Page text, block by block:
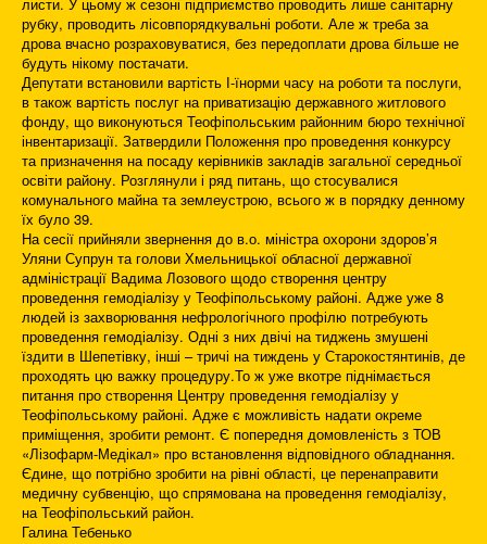
рубку, проводить лісовпорядкувальні роботи. Але ж треба за
дрова вчасно розраховуватися, без передоплати дрова більше не
будуть нікому постачати.
Депутати встановили вартість І-їнорми часу на роботи та послуги,
в також вартість послуг на приватизацію державного житлового
фонду, що виконуються Теофіпольським районним бюро технічної
інвентаризації. Затвердили Положення про проведення конкурсу
та призначення на посаду керівників закладів загальної середньої
освіти району. Розглянули і ряд питань, що стосувалися
комунального майна та землеустрою, всього ж в порядку денному
їх було 39.
На сесії прийняли звернення до в.о. міністра охорони здоров’я
Уляни Супрун та голови Хмельницької обласної державної
адміністрації Вадима Лозового щодо створення центру
проведення гемодіалізу у Теофіпольському районі. Адже уже 8
людей із захворювання нефрологічного профілю потребують
проведення гемодіалізу. Одні з них двічі на тиджень змушені
їздити в Шепетівку, інші – тричі на тиждень у Старокостянтинів, де
проходять цю важку процедуру.То ж уже вкотре піднімається
питання про створення Центру проведення гемодіалізу у
Теофіпольському районі. Адже є можливість надати окреме
приміщення, зробити ремонт. Є попередня домовленість з ТОВ
«Лізофарм-Медікал» про встановлення відповідного обладнання.
Єдине, що потрібно зробити на рівні області, це перенаправити
медичну субвенцію, що спрямована на проведення гемодіалізу,
на Теофіпольський район.
Галина Тебенько